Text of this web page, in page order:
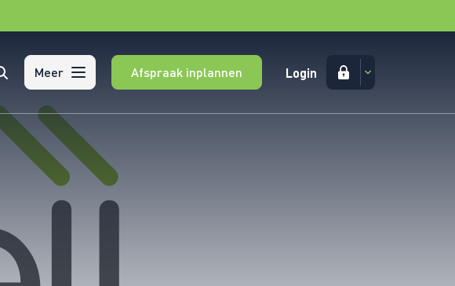
Meer Afspraak inplannen Login